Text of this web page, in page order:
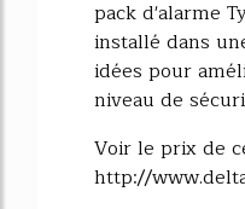
pack d'alarme
installé dans
idées pour
niveau de
Voir le prix de
http://